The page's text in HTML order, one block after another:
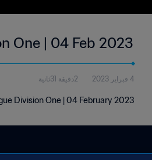
One | 04 Feb 2023
4 فبراير 2023 2دقيقة 31ثانية
Division One | 04 February 2023